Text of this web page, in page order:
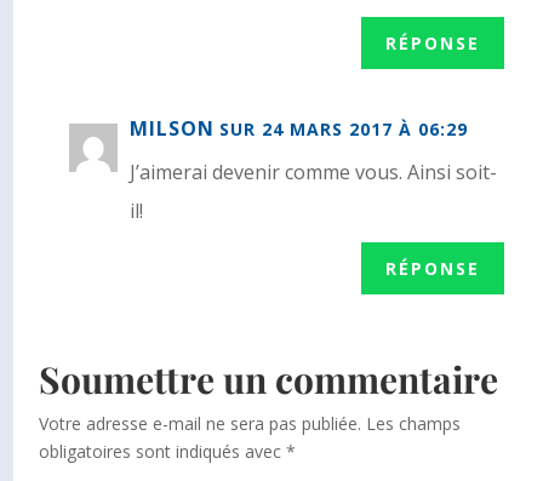
RÉPONSE
MILSON SUR 24 MARS 2017 À 06:29
J’aimerai devenir comme vous. Ainsi soit-
il!
RÉPONSE
Soumettre un commentaire
Votre adresse e-mail ne sera pas publiée. Les champs
obligatoires sont indiqués avec*